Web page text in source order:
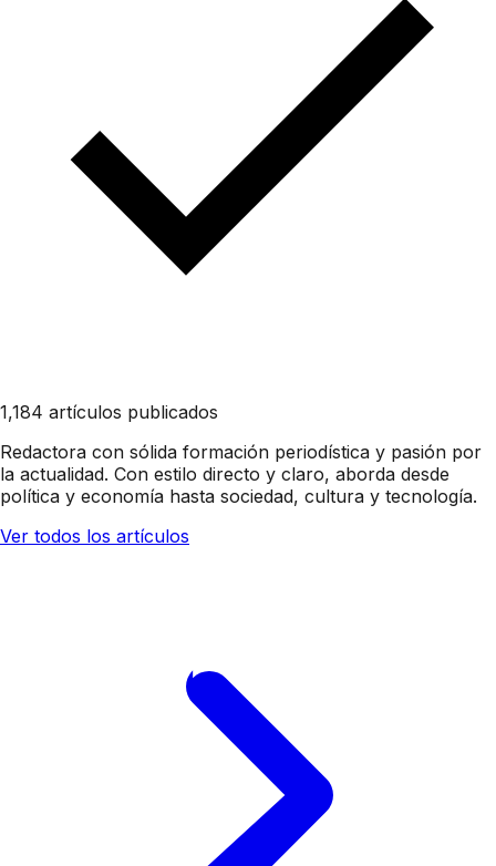
1,184 artículos publicados
Redactora con sólida formación periodística y pasión por
la actualidad. Con estilo directo y claro, aborda desde
política y economía hasta sociedad, cultura y tecnología.
Ver todos los artículos